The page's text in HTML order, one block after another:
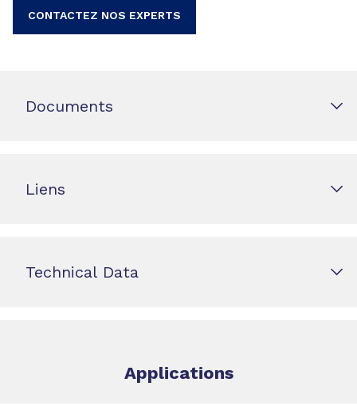
CONTACTEZ NOS EXPERTS
Documents
Liens
Technical Data
Applications